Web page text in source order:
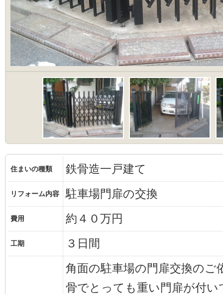
住まいの種類 鉄骨造一戸建て
リフォーム内容 駐車場門扉の交換
費用 約４０万円
工期 ３日間
角面の駐車場の門扉交換のご
骨でとっても重い門扉が付